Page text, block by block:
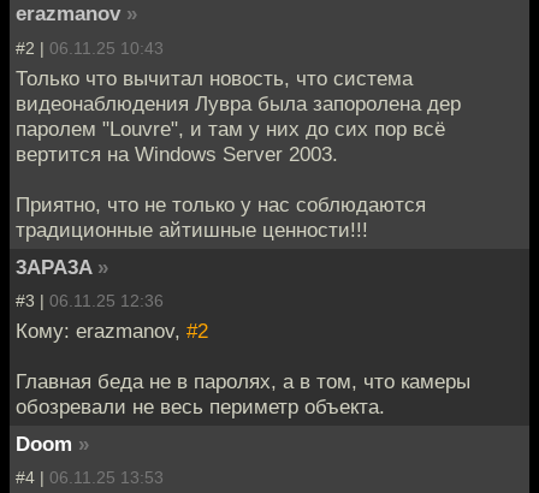
erazmanov »
#2 | 06.11.25 10:43
Только что вычитал новость, что система
видеонаблюдения Лувра была запоролена дер
паролем "Louvre", и там у них до сих пор всё
вертится на Windows Server 2003.
Приятно, что не только у нас соблюдаются
традиционные айтишные ценности!!!
3APA3A »
#3 | 06.11.25 12:36
Кому: erazmanov, #2
Главная беда не в паролях, а в том, что камеры
обозревали не весь периметр объекта.
Doom »
#4 | 06.11.25 13:53